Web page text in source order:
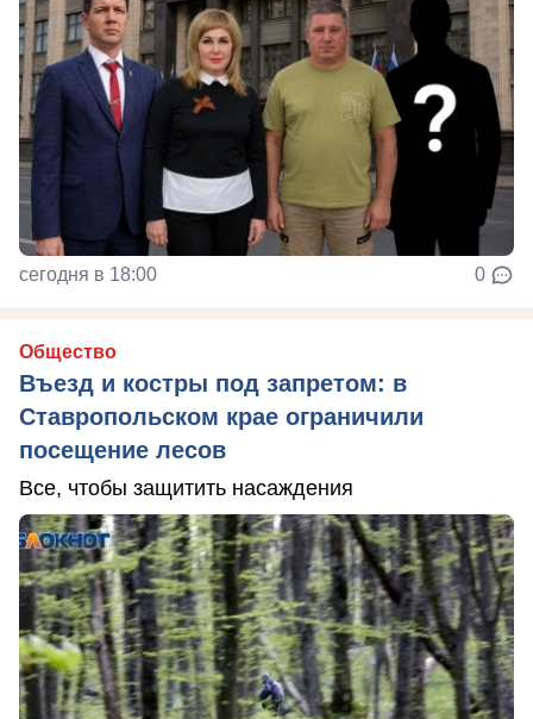
сегодня в 18:00 0
Общество
Въезд и костры под запретом: в
Ставропольском крае ограничили
посещение лесов
Все, чтобы защитить насаждения